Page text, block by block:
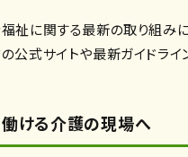
祉に関する最新の取り組み
公式サイトや最新ガイドライ
ける介護の現場へ